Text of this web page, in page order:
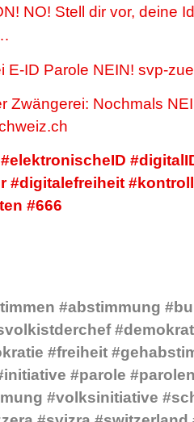
NO! Stell dir vor, deine
E-ID Parole NEIN! svp-
Zwängerei: Nochmals
#digitalefreiheit
#666
#abstimmung
#freiheit
#parole
#volksinitiative